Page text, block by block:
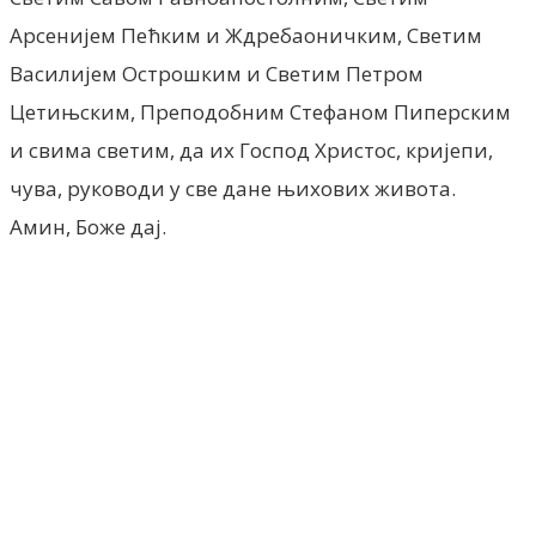
Арсенијем Пећким и Ждребаоничким, Светим
Василијем Острошким и Светим Петром
Цетињским, Преподобним Стефаном Пиперским
и свима светим, да их Господ Христос, кријепи,
чува, руководи у све дане њихових живота.
Амин, Боже дај.